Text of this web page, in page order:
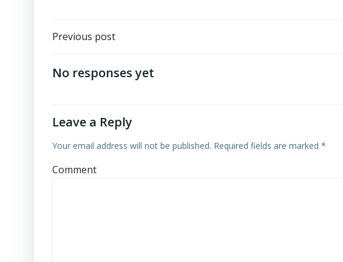
Post
navigation
Previous post
No responses yet
Leave a Reply
Your email address will not be published. Required fields are marked *
Comment